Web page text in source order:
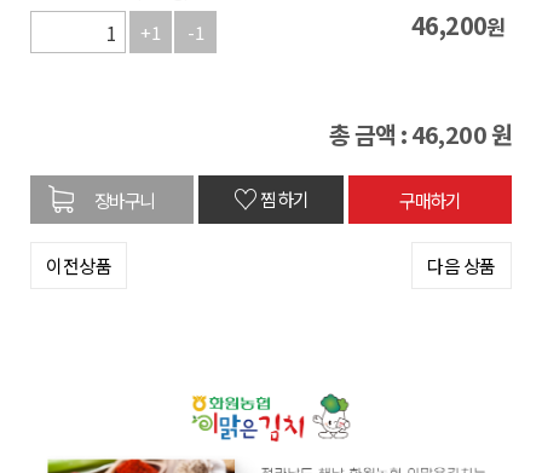
+1
-1 46,200원
총 금액 :46,200원
♡찜하기
이전상품 다음 상품